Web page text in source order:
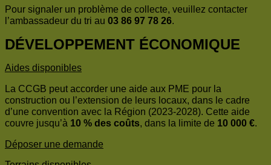
Pour signaler un problème de collecte, veuillez contacter
l’ambassadeur du tri au 03 86 97 78 26.
DÉVELOPPEMENT ÉCONOMIQUE
Aides disponibles
La CCGB peut accorder une aide aux PME pour la
construction ou l’extension de leurs locaux, dans le cadre
d’une convention avec la Région (2023-2028). Cette aide
couvre jusqu’à 10 % des coûts, dans la limite de 10 000 €.
Déposer une demande